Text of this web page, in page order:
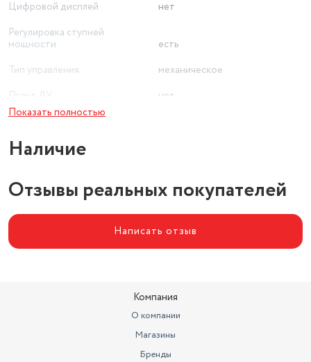
Цифровой дисплей
нет
Регулировка ступней
мощности
есть
Тип управления
механическое
нет
Ширина (см)
Цвет товара
белый
Показать полностью
Наличие
Отзывы реальных покупателей
Написать отзыв
Компания
О компании
Магазины
Бренды